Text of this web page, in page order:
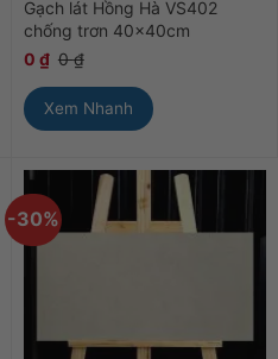
Gạch lát Hồng Hà VS402
chống trơn 40x40cm
0 ₫ 0₫
Xem Nhanh
-30%